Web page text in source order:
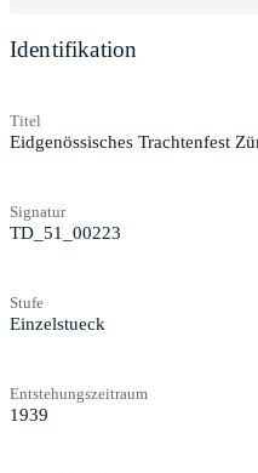
Identifikation
Titel
Eidgenössisches Trachtenfest
Signatur
TD_51_00223
Stufe
Einzelstueck
Entstehungszeitraum
1939